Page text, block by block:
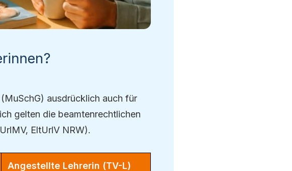
ausdrücklich auch für
gelten die beamtenrechtlichen
EltUrlV NRW).
Angestellte Lehrerin (TV-L)